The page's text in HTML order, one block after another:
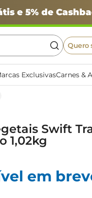
e 5% de
Quero
ExclusivasCarnes &
Swift
1,02kg
em